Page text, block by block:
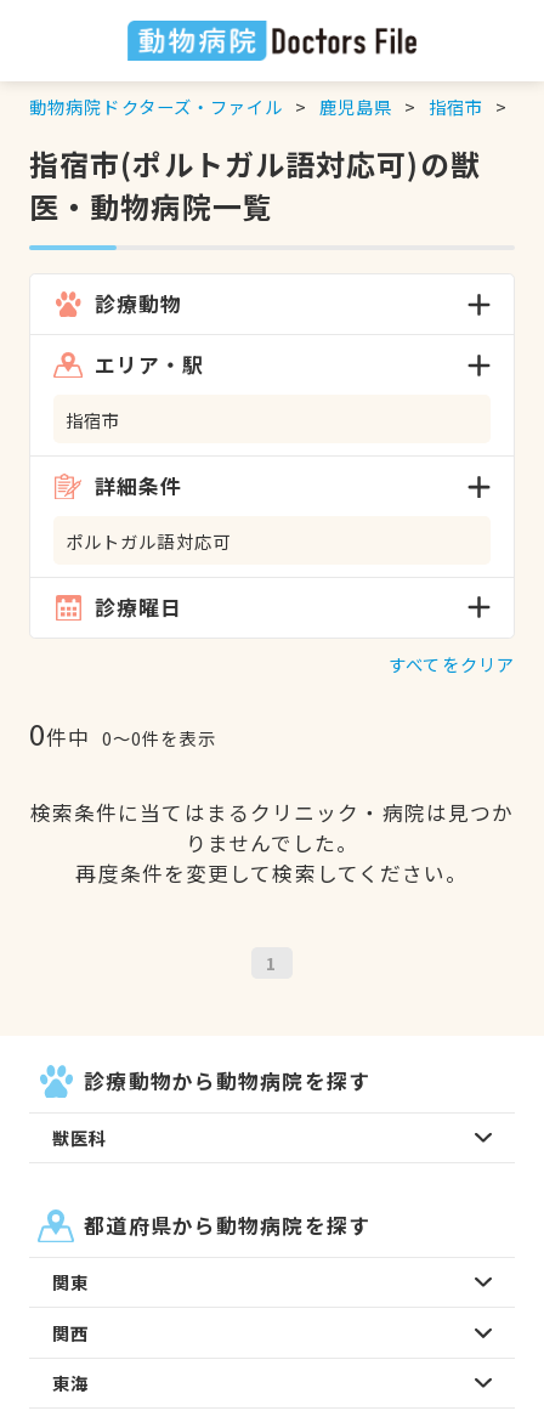
動物病院ドクターズ・ファイル 鹿児島県 指宿市
指宿市(ポルトガル語対応可)の獣
医・動物病院一覧
診療動物
エリア・駅
指宿市
詳細条件
ポルトガル語対応可
診療曜日
すべてをクリア
0件中 0〜0件を表示
検索条件に当てはまるクリニック・病院は見つか
りませんでした。
再度条件を変更して検索してください。
1
診療動物から動物病院を探す
獣医科
都道府県から動物病院を探す
関東
関西
東海